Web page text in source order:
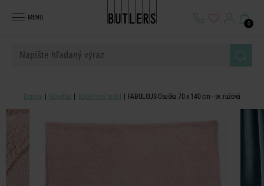
MENU
0
Domov Kúpeľňa Kúpeľňový textil FABULOUS Osuška 70 x 140 cm - sv. ružová